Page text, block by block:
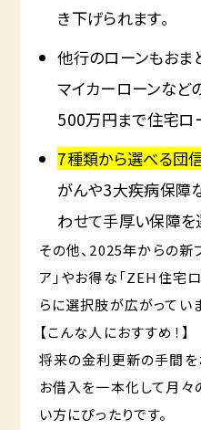
き下げられます。
他行のローンもおま
マイカーローンなど
500万円まで住宅ロ
7種類から選べる団
がんや3大疾病保障
わせて手厚い保障を
その他、2025年からの新
ア」やお得な「ZEH住宅
らに選択肢が広がってい
【こんな人におすすめ！】
将来の金利更新の手間を
お借入を一本化して月々
い方にぴったりです。